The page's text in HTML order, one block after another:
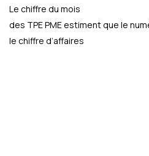
Le chiffre du mois
des TPE PME estiment que le
le chiffre d’affaires